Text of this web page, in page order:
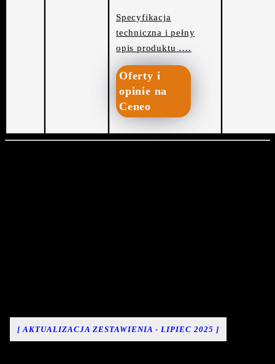
Specyfikacja
techniczna i pełny
opis produktu ….
Oferty i
opinie na
Ceneo
[ AKTUALIZACJA ZESTAWIENIA - LIPIEC 2025 ]